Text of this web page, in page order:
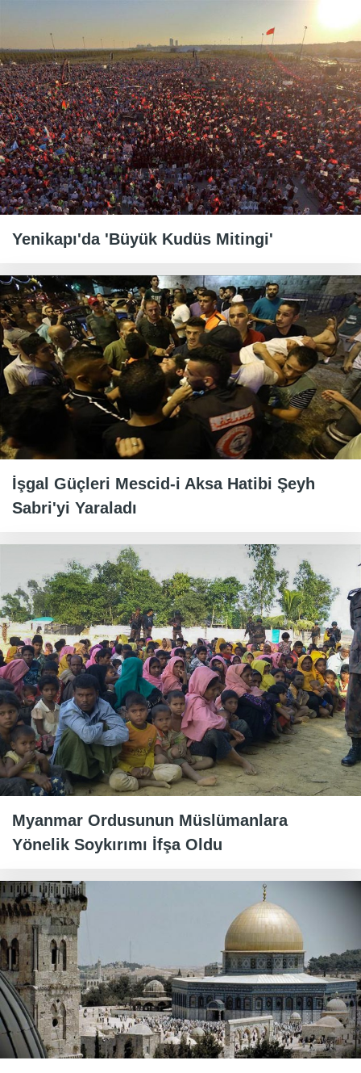
Yenikapı'da 'Büyük Kudüs Mitingi'
İşgal Güçleri Mescid-i Aksa Hatibi Şeyh
Sabri'yi Yaraladı
Myanmar Ordusunun Müslümanlara
Yönelik Soykırımı İfşa Oldu